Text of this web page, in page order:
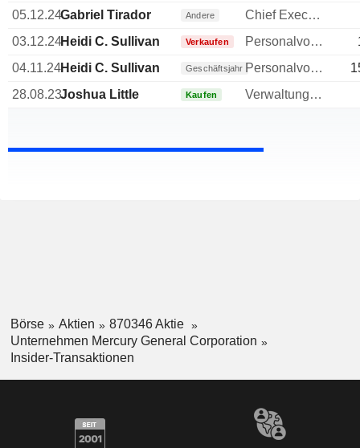
05.12.24Gabriel Tirador Andere
Chief Executive Officer (CEO)
03.12.24Heidi C. Sullivan Verkaufen Personalvorstand
04.11.24Heidi C. Sullivan Geschäftsjahr Personalvorstand
28.08.23Joshua Little Kaufen Verwaltungsratsmitglied
Börse Aktien
870346 Aktie
Unternehmen Mercury General Corporation
Insider-Transaktionen